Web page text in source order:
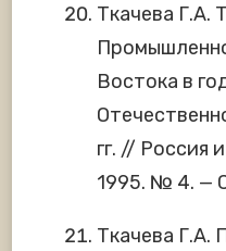
Ткачева Г.А.
Востока в
гг. // Россия
1995. № 4. —
Ткачева Г.А.